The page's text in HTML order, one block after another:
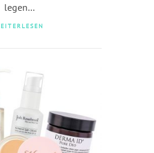
legen…